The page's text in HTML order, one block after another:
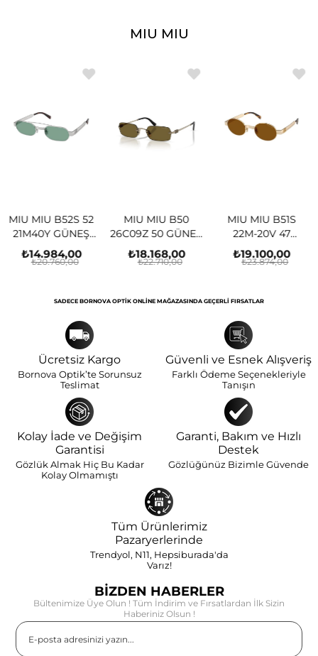
MIU MIU
MIU MIU B50
26C09Z 50 GÜNEŞ
GÖZLÜĞÜ
₺18.168,00
₺22.710,00
MIU MIU B51S
22M-20V 47
GÜNEŞ GÖZLÜĞÜ
₺19.100,00
₺23.874,00
MIU MIU B12S
27L10Y 56 GÜNEŞ
GÖZLÜĞÜ
₺14.989,00
₺18.736,00
SADECE BORNOVA OPTIK ONLINE MAĞAZASINDA GEÇERLI FIRSATLAR
Ücretsiz Kargo
Bornova Optik’te Sorunsuz
Teslimat
Güvenli ve Esnek Alışveriş
Farklı Ödeme Seçenekleriyle
Tanışın
Kolay İade ve Değişim
Garantisi
Gözlük Almak Hiç Bu Kadar
Kolay Olmamıştı
Garanti, Bakım ve Hızlı
Destek
Gözlüğünüz Bizimle Güvende
Tüm Ürünlerimiz
Pazaryerlerinde
Trendyol, N11, Hepsiburada'da
Varız!
BİZDEN HABERLER
Bültenimize Üye Olun ! Tüm İndirim ve Fırsatlardan İlk Sizin
Haberiniz Olsun !